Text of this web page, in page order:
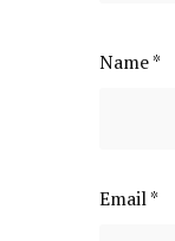
Name*
Email*